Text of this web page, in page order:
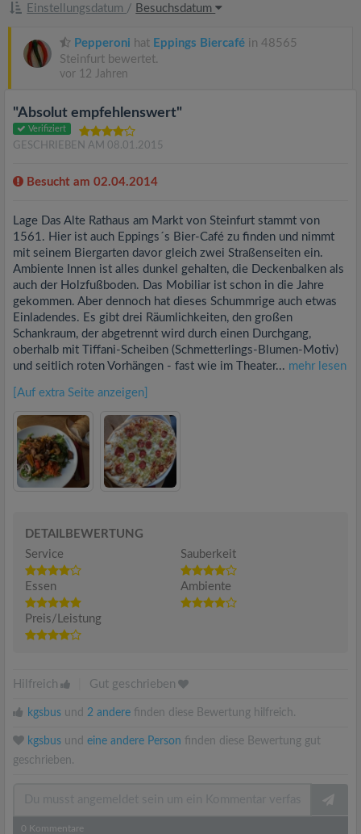
Einstellungsdatum / Besuchsdatum
Pepperoni hat Eppings Biercafé in 48565
Steinfurt bewertet.
vor 12 Jahren
"Absolut empfehlenswert"
Verifiziert
GESCHRIEBEN AM 08.01.2015
Besucht am 02.04.2014
Lage Das Alte Rathaus am Markt von Steinfurt stammt von
1561. Hier ist auch Eppings´s Bier-Café zu finden und nimmt
mit seinem Biergarten davor gleich zwei Straßenseiten ein.
Ambiente Innen ist alles dunkel gehalten, die Deckenbalken als
auch der Holzfußboden. Das Mobiliar ist schon in die Jahre
gekommen. Aber dennoch hat dieses Schummrige auch etwas
Einladendes. Es gibt drei Räumlichkeiten, den großen
Schankraum, der abgetrennt wird durch einen Durchgang,
oberhalb mit Tiffani-Scheiben (Schmetterlings-Blumen-Motiv)
und seitlich roten Vorhängen - fast wie im Theater... mehr lesen
[Auf extra Seite anzeigen]
DETAILBEWERTUNG
Service
Sauberkeit
Essen Ambiente
Preis/Leistung
Hilfreich Gut geschrieben
kgsbus und 2 andere finden diese Bewertung hilfreich.
kgsbus und eine andere Person finden diese Bewertung gut
geschrieben.
0 Kommentare